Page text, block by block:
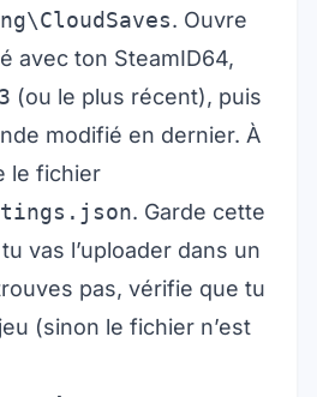
. Ouvre
avec ton SteamID64,
(ou le plus récent), puis
modifié en dernier. À
le fichier
. Garde cette
vas l’uploader dans un
pas, vérifie que tu
(sinon le fichier n’est